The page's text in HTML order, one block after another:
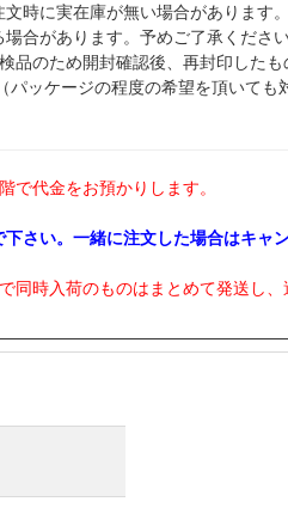
時に実在庫が無い場合があります
合があります。予めご了承ください
品のため開封確認後、再封印したも
パッケージの程度の希望を頂いて
で代金をお預かりします。
さい。一緒に注文した場合はキャ
同時入荷のものはまとめて発送し